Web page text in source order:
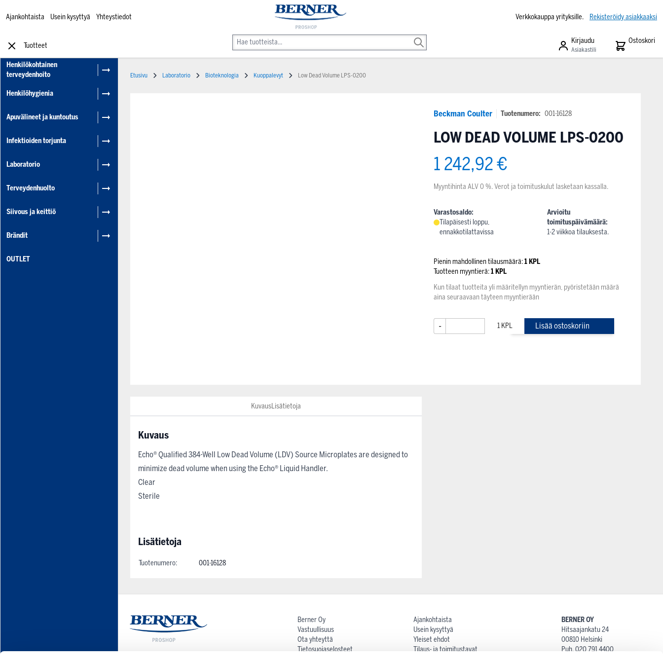
Ajankohtaista Usein kysyttyä Yhteystiedot Verkkokauppa yrityksille. Rekisteröidy asiakkaaksi
Tuotteet
Kirjaudu
Asiakastili
Ostoskori
Henkilökohtainen
terveydenhoito
Henkilöhygienia
Apuvälineet ja kuntoutus
Infektioiden torjunta
Laboratorio
Terveydenhuolto
Siivous ja keittiö
Brändit
OUTLET
Beckman Coulter Tuotenumero: 001-16128
LOW DEAD VOLUME LPS-0200
1 242,92 €
Myyntihinta ALV 0 %. Verot ja toimituskulut lasketaan kassalla.
Varastosaldo:
Tilapäisesti loppu,
ennakkotilattavissa
Arvioitu
toimituspäivämäärä:
1-2 viikkoa tilauksesta.
Pienin mahdollinen tilausmäärä:1 KPL
Tuotteen myyntierä:1 KPL
Kun tilaat tuotteita yli määritellyn myyntierän, pyöristetään määrä
aina seuraavaan täyteen myyntierään
- Lisää ostoskoriin
KuvausLisätietoja
Kuvaus
Echo® Qualified 384-Well Low Dead Volume (LDV) Source Microplates are designed to
minimize dead volume when using the Echo® Liquid Handler.
Clear
Sterile
Lisätietoja
Tuotenumero: 001-16128
Etusivu Laboratorio Bioteknologia Kuoppalevyt Low Dead Volume LPS-0200
Berner Oy
Vastuullisuus
Ota yhteyttä
Tietosuojaselosteet
Ajankohtaista
Usein kysyttyä
Yleiset ehdot
Tilaus- ja toimitustavat
BERNER OY
Hitsaajankatu 24
00810 Helsinki
Puh. 020 791 4400